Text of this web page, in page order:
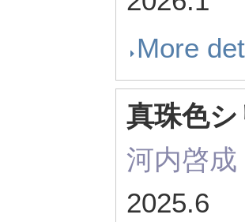
More
真珠色
河内啓成
2025.6